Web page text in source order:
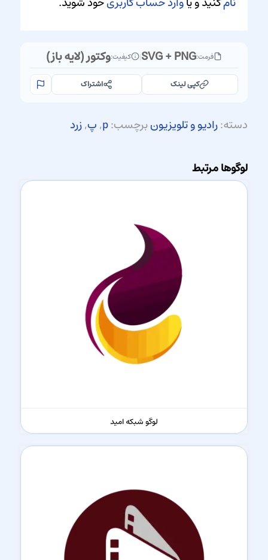
فرمت:SVG + PNG
| کیفیت:وکتور (لایه باز)
کپی لینک اشتراک
دسته:رادیو و تلویزیونبرچسب:p
,پ,زرد
لوگوها مرتبط
لوگو شبکه امید